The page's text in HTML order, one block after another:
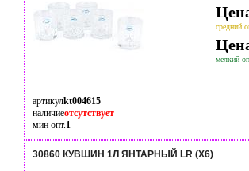
средний
мелкий
артикулkt004615
наличиеотсутствует
мин опт.1
30860 КУВШИН 1Л ЯНТАРНЫЙ LR (Х6)